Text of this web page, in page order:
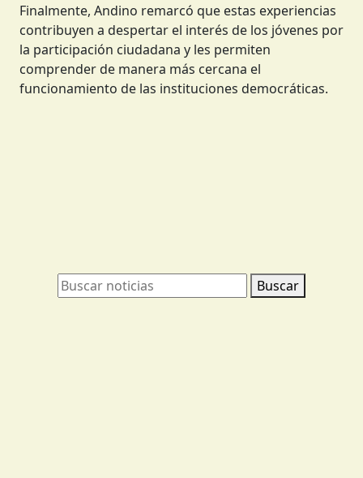
Finalmente, Andino remarcó que estas experiencias
contribuyen a despertar el interés de los jóvenes por
la participación ciudadana y les permiten
comprender de manera más cercana el
funcionamiento de las instituciones democráticas.
Buscar